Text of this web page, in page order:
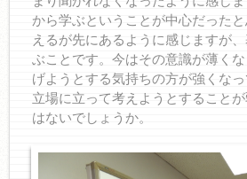
から学ぶということが中心だった
えるが先にあるように感じますが
ぶことです。今はその意識が薄く
げようとする気持ちの方が強くな
立場に立って考えようとすること
はないでしょうか。